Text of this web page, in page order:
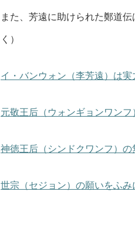
また、芳遠に助けられた鄭道
く）
イ・バンウォン（李芳遠）は
元敬王后（ウォンギョンワン
神徳王后（シンドクワンフ）の
世宗（セジョン）の願いをふみ